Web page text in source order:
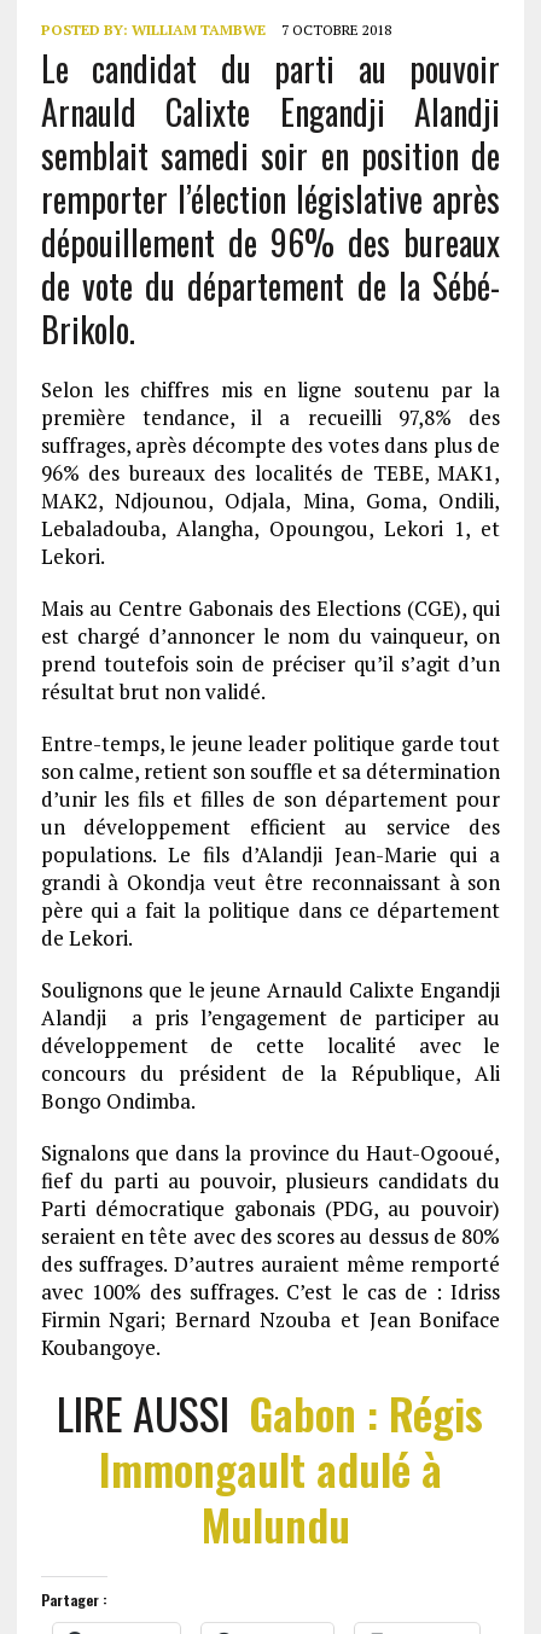
POSTED BY: WILLIAM TAMBWE 7 OCTOBRE 2018
Le candidat du parti au pouvoir
Arnauld Calixte Engandji Alandji
semblait samedi soir en position de
remporter l’élection législative après
dépouillement de 96% des bureaux
de vote du département de la Sébé-
Brikolo.
Selon les chiffres mis en ligne soutenu par la
première tendance, il a recueilli 97,8% des
suffrages, après décompte des votes dans plus de
96% des bureaux des localités de TEBE, MAK1,
MAK2, Ndjounou, Odjala, Mina, Goma, Ondili,
Lebaladouba, Alangha, Opoungou, Lekori 1, et
Lekori.
Mais au Centre Gabonais des Elections (CGE), qui
est chargé d’annoncer le nom du vainqueur, on
prend toutefois soin de préciser qu’il s’agit d’un
résultat brut non validé.
Entre-temps, le jeune leader politique garde tout
son calme, retient son souffle et sa détermination
d’unir les fils et filles de son département pour
un développement efficient au service des
populations. Le fils d’Alandji Jean-Marie qui a
grandi à Okondja veut être reconnaissant à son
père qui a fait la politique dans ce département
de Lekori.
Soulignons que le jeune Arnauld Calixte Engandji
Alandji
a pris l’engagement de participer au
développement de cette localité avec le
concours du président de la République, Ali
Bongo Ondimba.
Signalons que dans la province du Haut-Ogooué,
fief du parti au pouvoir, plusieurs candidats du
Parti démocratique gabonais (PDG, au pouvoir)
seraient en tête avec des scores au dessus de 80%
des suffrages. D’autres auraient même remporté
avec 100% des suffrages. C’est le cas de : Idriss
Firmin Ngari; Bernard Nzouba et Jean Boniface
Koubangoye.
LIRE AUSSI Gabon : Régis
Immongault adulé à
Mulundu
Partager :